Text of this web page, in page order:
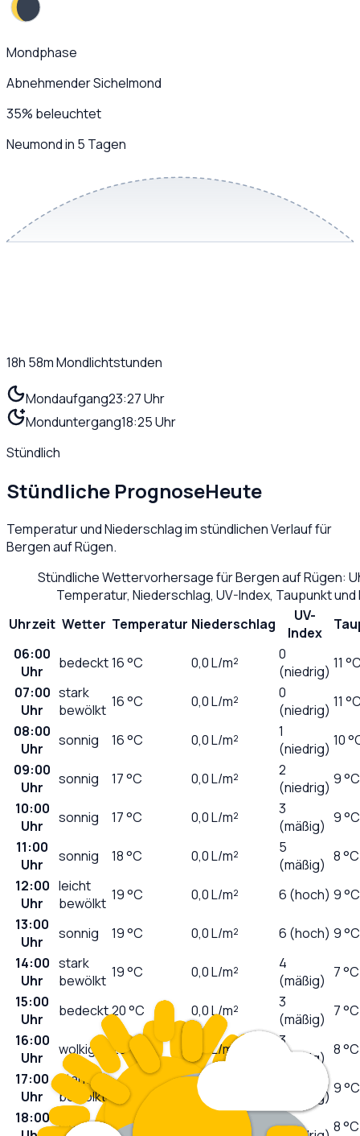
Mondphase
Abnehmender Sichelmond
35% beleuchtet
Neumond in 5 Tagen
18h 58mMondlichtstunden
Mondaufgang23:27 Uhr
Monduntergang18:25 Uhr
Stündlich
Stündliche PrognoseHeute
Temperatur und Niederschlag im stündlichen Verlauf für
Bergen auf Rügen.
Stündliche Wettervorhersage fürBergen auf Rügen:
Temperatur, Niederschlag, UV-Index, Taupunkt
Uhrzeit Wetter Temperatur Niederschlag
UV-
Index
06:00
Uhr
bedeckt16°C 0,0L/m²
0
(niedrig) 11
07:00
Uhr
stark
bewölkt 16°C 0,0L/m²
0
(niedrig) 11
08:00
Uhr
sonnig 16°C 0,0L/m²
1
(niedrig) 10
09:00
Uhr
sonnig 17°C 0,0L/m²
2
(niedrig) 9 °C
10:00
Uhr
sonnig 17°C 0,0L/m²
3
(mäßig) 9 °C
11:00
Uhr
sonnig 18°C 0,0L/m²
5
(mäßig) 8 °C
12:00
Uhr
leicht
bewölkt 19°C 0,0L/m² 6 (hoch) 9 °C
13:00
Uhr
sonnig 19°C 0,0L/m² 6 (hoch) 9 °C
14:00
Uhr
stark
bewölkt 19°C 0,0L/m²
4
(mäßig) 7 °C
15:00
Uhr
bedeckt20°C 0,0L/m²
3
(mäßig) 7 °C
16:00
Uhr
wolkig 20°C 0,0 L/m²
3
(mäßig) 8 °C
17:00
Uhr
stark
bewölkt
20°C 0,0
(niedrig) 9 °C
18:00 wolkig 20°C
1
8 °C